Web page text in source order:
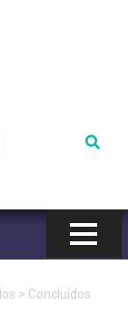
> Concluídos